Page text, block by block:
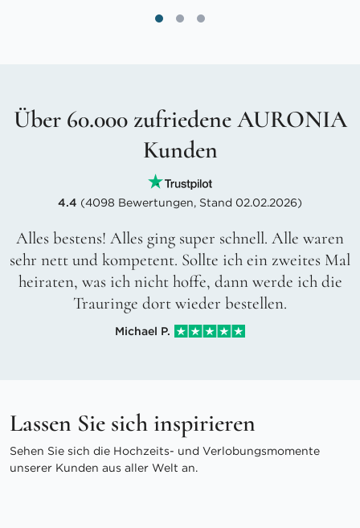
Über 60.000 zufriedene AURONIA
Kunden
4.4 (4098 Bewertungen, Stand 02.02.2026)
Alles bestens! Alles ging super schnell. Alle waren
sehr nett und kompetent. Sollte ich ein zweites Mal
heiraten, was ich nicht hoffe, dann werde ich die
Trauringe dort wieder bestellen.
Michael P.
Lassen Sie sich inspirieren
Sehen Sie sich die Hochzeits- und Verlobungsmomente
unserer Kunden aus aller Welt an.